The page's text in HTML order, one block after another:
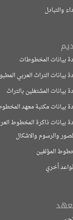
المخطوطات
التراث العربي المطبوع
المشتغلين بالتراث
مكتبة معهد المخطوطات
ذاكرة المخطوط العربي
والاشكال